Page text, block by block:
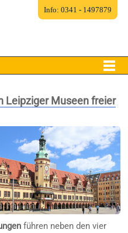
Leipziger Museen freier
führen neben den vier
Info: 0341 - 1497879